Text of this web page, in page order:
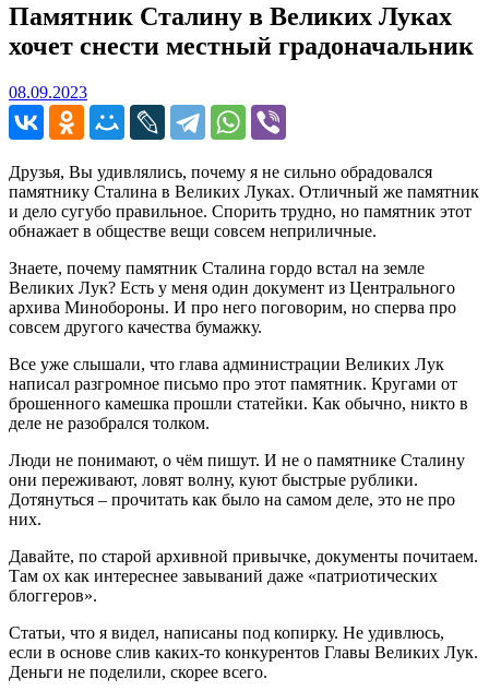
Памятник Сталину в Великих Луках
хочет снести местный градоначальник
08.09.202308.09.2023
Друзья, Вы удивлялись, почему я не сильно обрадовался
памятнику Сталина в Великих Луках. Отличный же памятник
и дело сугубо правильное. Спорить трудно, но памятник этот
обнажает в обществе вещи совсем неприличные.
Знаете, почему памятник Сталина гордо встал на земле
Великих Лук? Есть у меня один документ из Центрального
архива Минобороны. И про него поговорим, но сперва про
совсем другого качества бумажку.
Все уже слышали, что глава администрации Великих Лук
написал разгромное письмо про этот памятник. Кругами от
брошенного камешка прошли статейки. Как обычно, никто в
деле не разобрался толком.
Люди не понимают, о чём пишут. И не о памятнике Сталину
они переживают, ловят волну, куют быстрые рублики.
Дотянуться – прочитать как было на самом деле, это не про
них.
Давайте, по старой архивной привычке, документы почитаем.
Там ох как интереснее завываний даже «патриотических
блоггеров».
Статьи, что я видел, написаны под копирку. Не удивлюсь,
если в основе слив каких-то конкурентов Главы Великих Лук.
Деньги не поделили, скорее всего.